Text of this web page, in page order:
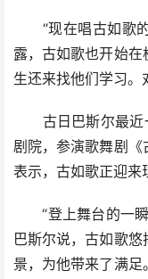
“现在唱古如歌的
露，古如歌也开始
生还来找他们学习。
古日巴斯尔最近
剧院，参演歌舞剧
表示，古如歌正迎来
“登上舞台的一瞬
巴斯尔说，古如歌
景，为他带来了满